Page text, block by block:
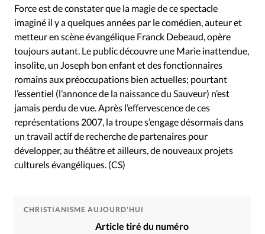
Force est de constater que la magie de ce spectacle
imaginé il y a quelques années par le comédien, auteur et
metteur en scène évangélique Franck Debeaud, opère
toujours autant. Le public découvre une Marie inattendue,
insolite, un Joseph bon enfant et des fonctionnaires
romains aux préoccupations bien actuelles; pourtant
l’essentiel (l’annonce de la naissance du Sauveur) n’est
jamais perdu de vue. Après l’effervescence de ces
représentations 2007, la troupe s’engage désormais dans
un travail actif de recherche de partenaires pour
développer, au théâtre et ailleurs, de nouveaux projets
culturels évangéliques. (CS)
CHRISTIANISME AUJOURD'HUI
Article tiré du numéro